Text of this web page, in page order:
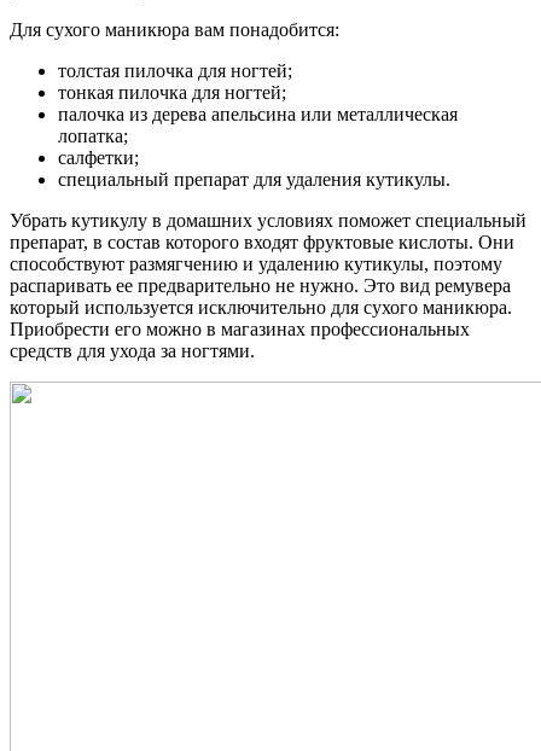
Для сухого маникюра вам понадобится:
толстая пилочка для ногтей;
тонкая пилочка для ногтей;
палочка из дерева апельсина или металлическая
лопатка;
салфетки;
специальный препарат для удаления кутикулы.
Убрать кутикулу в домашних условиях поможет специальный
препарат, в состав которого входят фруктовые кислоты. Они
способствуют размягчению и удалению кутикулы, поэтому
распаривать ее предварительно не нужно. Это вид ремувера
который используется исключительно для сухого маникюра.
Приобрести его можно в магазинах профессиональных
средств для ухода за ногтями.